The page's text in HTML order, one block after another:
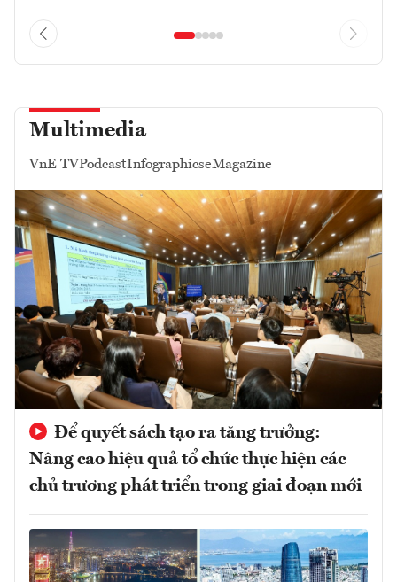
Multimedia
VnE TVPodcastInfographicseMagazine
Để quyết sách tạo ra tăng trưởng:
Nâng cao hiệu quả tổ chức thực hiện các
chủ trương phát triển trong giai đoạn mới